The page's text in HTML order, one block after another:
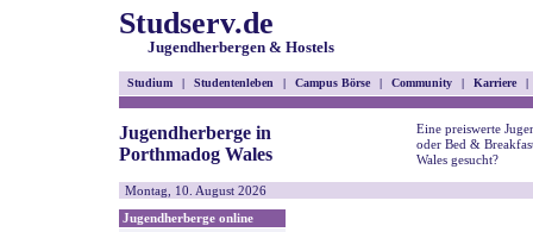
Studserv.de
Jugendherbergen & Hostels
Studium | Studentenleben | Campus Börse | Community | Karriere |
Jugendherberge in
Porthmadog Wales
Eine preiswerte
oder Bed &
Wales gesucht?
Montag, 10. August 2026
Jugendherberge online